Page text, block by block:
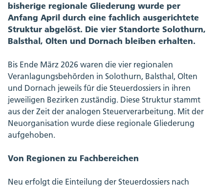
bisherige regionale Gliederung wurde per
Anfang April durch eine fachlich ausgerichtete
Struktur abgelöst. Die vier Standorte Solothurn,
Balsthal, Olten und Dornach bleiben erhalten.
Bis Ende März 2026 waren die vier regionalen
Veranlagungsbehörden in Solothurn, Balsthal, Olten
und Dornach jeweils für die Steuerdossiers in ihren
jeweiligen Bezirken zuständig. Diese Struktur stammt
aus der Zeit der analogen Steuerverarbeitung. Mit der
Neuorganisation wurde diese regionale Gliederung
aufgehoben.
Von Regionen zu Fachbereichen
Neu erfolgt die Einteilung der Steuerdossiers nach